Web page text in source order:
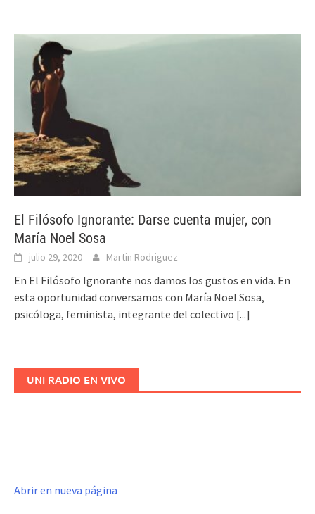
El Filósofo Ignorante: Darse cuenta mujer, con
María Noel Sosa
julio 29, 2020 Martin Rodriguez
En El Filósofo Ignorante nos damos los gustos en vida. En
esta oportunidad conversamos con María Noel Sosa,
psicóloga, feminista, integrante del colectivo [...]
UNI RADIO EN VIVO
Abrir en nueva página